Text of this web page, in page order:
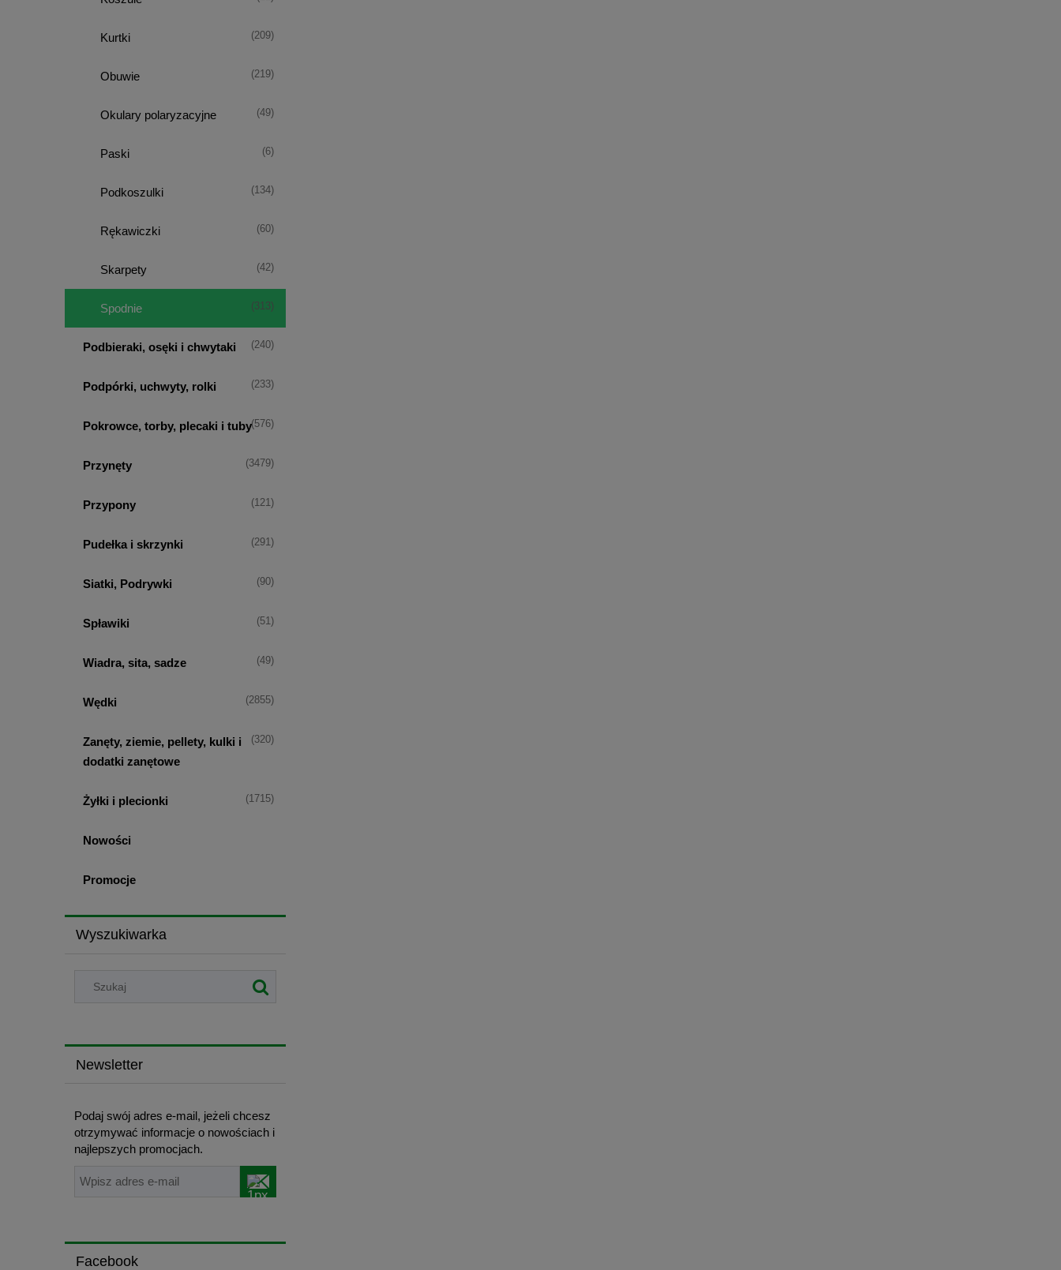
Kurtki (209)
Obuwie (219)
Okulary polaryzacyjne (49)
Paski (6)
Podkoszulki (134)
Rękawiczki (60)
Skarpety (42)
Spodnie (313)
Podbieraki, osęki i chwytaki (240)
Podpórki, uchwyty, rolki (233)
Pokrowce, torby, plecaki i tuby(576)
Przynęty (3479)
Przypony (121)
Pudełka i skrzynki (291)
Siatki, Podrywki (90)
Spławiki (51)
Wiadra, sita, sadze (49)
Wędki (2855)
Zanęty, ziemie, pellety, kulki i
dodatki zanętowe
(320)
Żyłki i plecionki (1715)
Nowości
Promocje
Wyszukiwarka
Newsletter
Podaj swój adres e-mail, jeżeli chcesz
otrzymywać informacje o nowościach i
najlepszych promocjach.
Facebook